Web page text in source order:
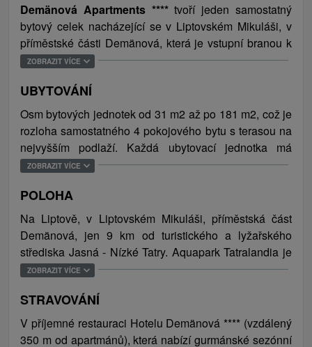
Demänová Apartments ****tvoří jeden samostatný
bytový celek nacházející se v Liptovském Mikuláši, v
příměstské části Demänová, která je vstupní branou k
největšímu lyžařskému středisku Jasná Nízké Tatry.
hodnoceného 4* hotelu na Liptově, kde se nachází
také centrální recepce. Celý objekt sestává z 8
bytových jednotek/apartmánů a poskytuje moderní a
komfortní ubytování s možností využití doplňkových
služeb (restaurace a wellness) Hotelu Demänová ****,
který je situován ve vzdálenosti cca 350 m od
apartmánů. Venkovní prostor apartmánů je dotvořen
nachází i úschovna lyží.
Ideální poloha apartmánů v srdci Liptova nabízí bohaté
možnosti volnočasových aktivit v každém ročním
období. Apartmány situované jen 9 km od prestižního
dokonalým útočištěm pro zimní sportovce. Zalyžovat si
lze na upravených sjezdovkách, vydat se na procházku
ZOBRAZIT VÍCE
UBYTOVÁNÍ
Osm bytových jednotek od 31 m2 až po 181 m2, což je
rozloha samostatného 4 pokojového bytu s terasou na
nejvyšším podlaží. Každá ubytovací jednotka má
kompletně vybavenou kuchyň s lednicí, posezení s
koupelnu se sprchou a bezplatnými toaletními
potřebami. Některé apartmány mají terasu a/nebo
balkon s výhledem na město nebo na hory.
ZOBRAZIT VÍCE
POLOHA
Na Liptově, v Liptovském Mikuláši, příměstská část
Demänová, jen 9 km od turistického a lyžařského
střediska Jasná - Nízké Tatry. Aquapark Tatralandia je
vzdálen 7,8 km. Nejbližší letiště Poprad-Tatry je
ZOBRAZIT VÍCE
STRAVOVÁNÍ
V příjemné restauraci Hotelu Demänová **** (vzdálený
350 m od apartmánů), která nabízí gurmánské sezónní